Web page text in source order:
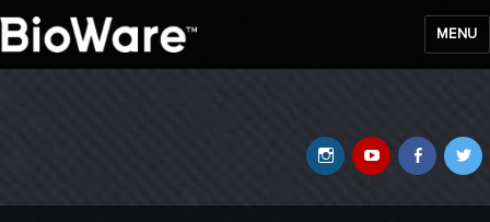
MENU
YouTube
Instagram